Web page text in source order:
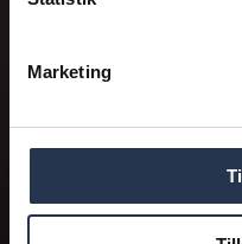
Marketing